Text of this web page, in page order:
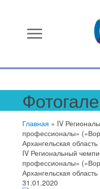
menu
Главная » IV
профессионалы»
Архангельская область
IV Региональный
профессионалы»
Архангельская область
31.01.2020